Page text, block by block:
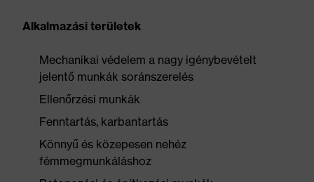
Alkalmazási területek
Mechanikai védelem a nagy igénybevételt
jelentő munkák soránszerelés
Ellenőrzési munkák
Fenntartás, karbantartás
Könnyű és közepesen nehéz
fémmegmunkáláshoz